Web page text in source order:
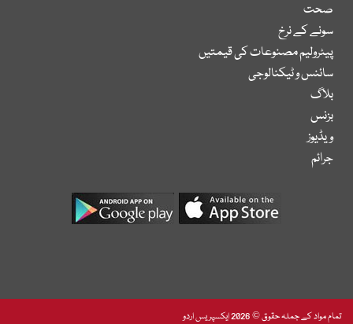
صحت
سونے کے نرخ
پیٹرولیم مصنوعات کی قیمتیں
سائنس و ٹیکنالوجی
بلاگ
بزنس
ویڈیوز
جرائم
تمام مواد کے جملہ حقوق © 2026 ایکسپریس اردو